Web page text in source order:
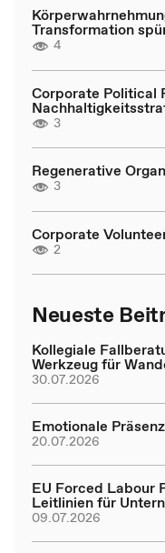
Transformation
4
Corporate Political
3
Regenerative
3
Corporate
2
Neueste
Kollegiale
Werkzeug für
30.07.2026
Emotionale
20.07.2026
EU Forced Labour
Leitlinien für
09.07.2026